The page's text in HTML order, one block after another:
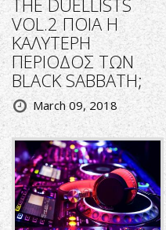
THE DUELLISTS
VOL.2 ΠΟΙΑ Η
ΚΑΛΥΤΕΡΗ
ΠΕΡΙΟΔΟΣ ΤΩΝ
BLACK SABBATH;
March 09, 2018